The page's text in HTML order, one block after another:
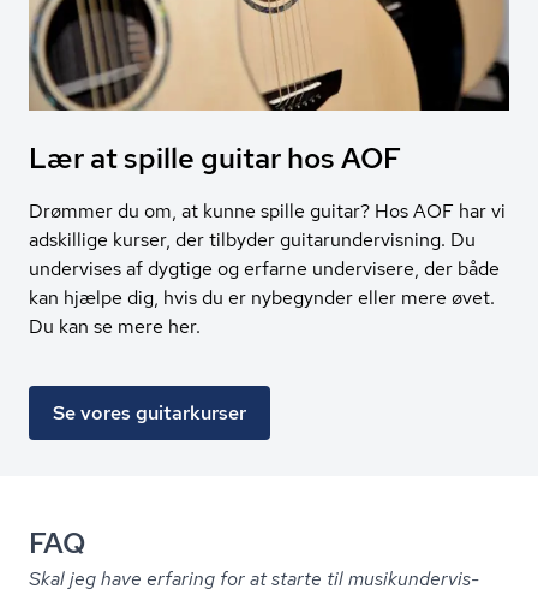
Lær at spille guitar hos AOF
Drømmer du om, at kunne spille guitar? Hos AOF har vi
adskillige kurser, der tilbyder guitarundervisning. Du
undervises af dygtige og erfarne undervisere, der både
kan hjælpe dig, hvis du er nybegynder eller mere øvet.
Du kan se mere her.
Se vores guitarkurser
FAQ
Skal jeg have erfaring for at starte til mu­si­kun­der­vis­